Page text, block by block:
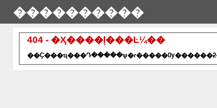
����������
404 - �Ҳ����ļ���Ŀ¼��